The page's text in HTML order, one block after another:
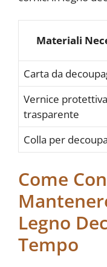
Materiali
Carta da
Vernice protettiva
trasparente
Colla per
Come
Legno
Tempo